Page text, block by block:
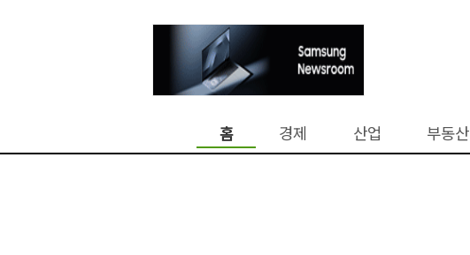
홈 경제 산업 부동산